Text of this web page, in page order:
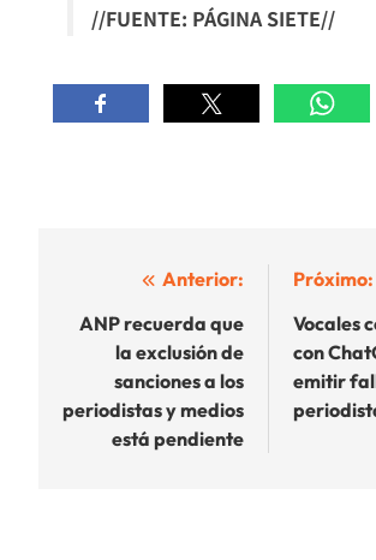
//FUENTE: PÁGINA SIETE//
Navegación
de
entradas
Anterior:
ANP recuerda que
la exclusión de
sanciones a los
periodistas y medios
está pendiente
Próximo:
Vocales
con
emitir